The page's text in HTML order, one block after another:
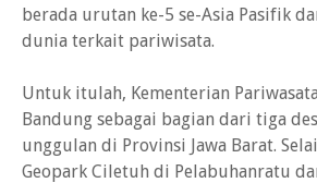
berada urutan ke-5 se-Asia Pasifik
dunia terkait pariwisata.
Untuk itulah, Kementerian
Bandung sebagai bagian dari tiga
unggulan di Provinsi Jawa Barat.
Geopark Ciletuh di Pelabuhanratu